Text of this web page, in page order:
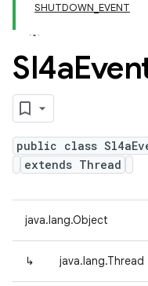
SHUTDOWN_EVENT
Sl4a
public class
extends Thread
java.lang.Object
↳ java.lang.Thread